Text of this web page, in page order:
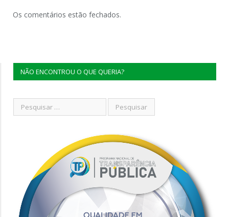
Os comentários estão fechados.
NÃO ENCONTROU O QUE QUERIA?